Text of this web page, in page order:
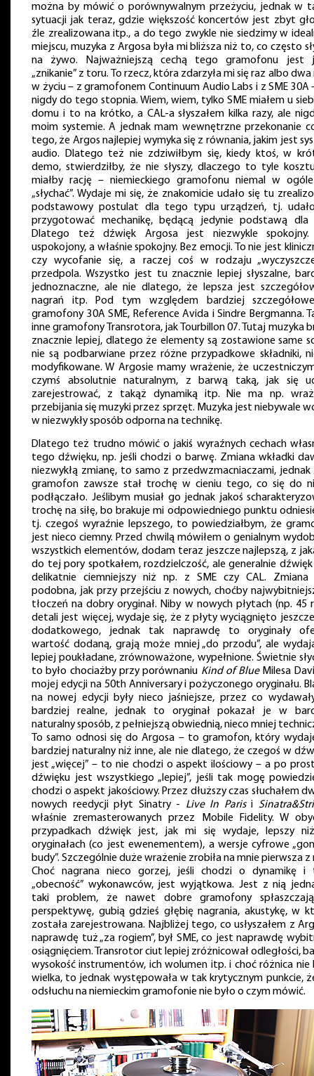
można by mówić o porównywalnym przeżyciu, jednak w
sytuacji jak teraz, gdzie większość koncertów jest zbyt
źle zrealizowana itp., a do tego zwykle nie siedzimy w
miejscu, muzyka z Argosa była mi bliższa niż to, co często
na żywo. Najważniejszą cechą tego gramofonu jest
„znikanie” z toru. To rzecz, która zdarzyła mi się raz albo dwa
w życiu – z gramofonem Continuum Audio Labs i z SME 30A
nigdy do tego stopnia. Wiem, wiem, tylko SME miałem u
domu i to na krótko, a CAL-a słyszałem kilka razy, ale
moim systemie. A jednak mam wewnętrzne przekonanie
tego, że Argos najlepiej wymyka się z równania, jakim jest
audio. Dlatego też nie zdziwiłbym się, kiedy ktoś, w
demo, stwierdziłby, że nie słyszy, dlaczego to tyle
miałby rację – niemieckiego gramofonu niemal w
„słychać”. Wydaje mi się, że znakomicie udało się tu
podstawowy postulat dla tego typu urządzeń, tj.
przygotować mechanikę, będącą jedynie podstawą dla
Dlatego też dźwięk Argosa jest niezwykle spokojny.
uspokojony, a właśnie spokojny. Bez emocji. To nie jest
czy wycofanie się, a raczej coś w rodzaju
przedpola. Wszystko jest tu znacznie lepiej słyszalne,
jednoznaczne, ale nie dlatego, że lepsza jest
nagrań itp. Pod tym względem bardziej
gramofony 30A SME, Reference Avida i Sindre Bergmanna.
inne gramofony Transrotora, jak Tourbillon 07. Tutaj muzyka
znacznie lepiej, dlatego że elementy są zostawione same
nie są podbarwiane przez różne przypadkowe składniki,
modyfikowane. W Argosie mamy wrażenie, że
czymś absolutnie naturalnym, z barwą taką, jak się
zarejestrować, z takąż dynamiką itp. Nie ma np.
przebijania się muzyki przez sprzęt. Muzyka jest niebywale
w niezwykły sposób odporna na technikę.
Dlatego też trudno mówić o jakiś wyraźnych cechach
tego dźwięku, np. jeśli chodzi o barwę. Zmiana wkładki
niezwykłą zmianę, to samo z przedwzmacniaczami, jednak
gramofon zawsze stał trochę w cieniu tego, co się do
podłączało. Jeślibym musiał go jednak jakoś
trochę na siłę, bo brakuje mi odpowiedniego punktu
tj. czegoś wyraźnie lepszego, to powiedziałbym, że
jest nieco ciemny. Przed chwilą mówiłem o genialnym
wszystkich elementów, dodam teraz jeszcze najlepszą, z
do tej pory spotkałem, rozdzielczość, ale generalnie
delikatnie ciemniejszy niż np. z SME czy CAL. Zmiana
podobna, jak przy przejściu z nowych, choćby
tłoczeń na dobry oryginał. Niby w nowych płytach (np. 45
detali jest więcej, wydaje się, że z płyty wyciągnięto
dodatkowego, jednak tak naprawdę to oryginały
wartość dodaną, grają może mniej „do przodu”, ale
lepiej poukładane, zrównoważone, wypełnione. Świetnie
to było chociażby przy porównaniu Kind of BlueMilesa
mojej edycji na 50th Anniversary i pożyczonego oryginału.
na nowej edycji były nieco jaśniejsze, przez co
bardziej realne, jednak to oryginał pokazał je w
naturalny sposób, z pełniejszą obwiednią, nieco mniej
To samo odnosi się do Argosa – to gramofon, który
bardziej naturalny niż inne, ale nie dlatego, że czegoś w
jest „więcej” – to nie chodzi o aspekt ilościowy – a po
dźwięku jest wszystkiego „lepiej”, jeśli tak mogę
chodzi o aspekt jakościowy. Przez dłuższy czas słuchałem
nowych reedycji płyt Sinatry - Live In Parisi
właśnie zremasterowanych przez Mobile Fidelity. W
przypadkach dźwięk jest, jak mi się wydaje, lepszy
oryginałach (co jest ewenementem), a wersje cyfrowe
budy”. Szczególnie duże wrażenie zrobiła na mnie pierwsza z
Choć nagrana nieco gorzej, jeśli chodzi o dynamikę i
„obecność” wykonawców, jest wyjątkowa. Jest z nią
taki problem, że nawet dobre gramofony
perspektywę, gubią gdzieś głębię nagrania, akustykę, w
została zarejestrowana. Najbliżej tego, co usłyszałem z
naprawdę tuż „za rogiem”, był SME, co jest naprawdę
osiągnięciem. Transrotor ciut lepiej zróżnicował odległości,
wysokość instrumentów, ich wolumen itp. i choć różnica nie
wielka, to jednak występowała w tak krytycznym punkcie,
odsłuchu na niemieckim gramofonie nie było o czym mówić.